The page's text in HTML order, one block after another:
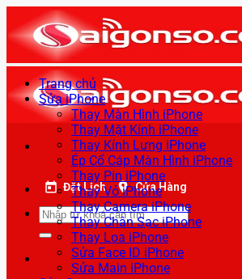
qua
nội
dung
Đặt Lịch Cửa Hàng
Tìm
kiếm:
Trang chủ
Sửa iPhone
Thay Màn Hình iPhone
Thay Mặt Kính iPhone
Thay Kính Lưng iPhone
Ép Cổ Cáp Màn Hình iPhone
Thay Pin iPhone
Thay Vỏ iPhone
Thay Camera iPhone
Thay Chân Sạc iPhone
Thay Loa iPhone
Sửa Face ID iPhone
Sửa Main iPhone